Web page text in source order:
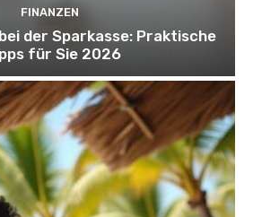
FINANZEN
der Sparkasse: Praktische
für Sie 2026